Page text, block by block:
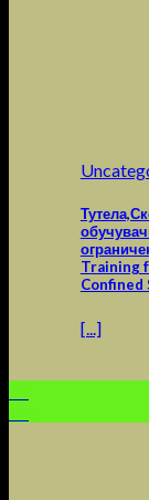
Training
Confined
[...]